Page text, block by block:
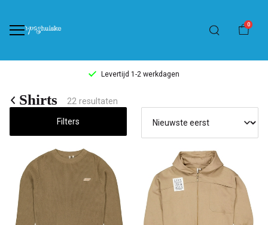
0
Levertijd 1-2 werkdagen
Shirts
Pashuiske
Shirts 22 resultaten
Filters